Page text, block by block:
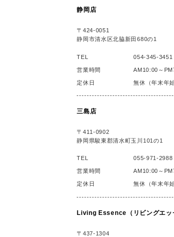
静岡店
〒424-0051
静岡市清水区北脇新田680の1
TEL 054-345-3451
営業時間 AM10:00～
定休日 無休（年末年
三島店
〒411-0902
静岡県駿東郡清水町玉川101の1
TEL 055-971-2988
営業時間 AM10:00～
定休日 無休（年末年
Living Essence（リビングエ
〒437-1304